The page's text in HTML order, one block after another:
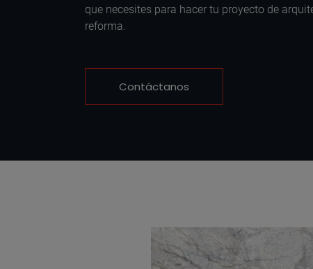
que necesites para hacer tu proyecto de
reforma.
Contáctanos